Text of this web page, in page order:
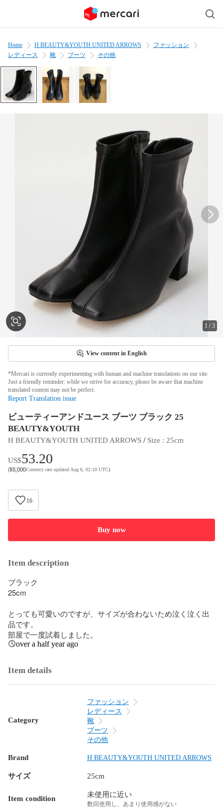
Home H BEAUTY&YOUTH UNITED ARROWS
ファッション
レディース
靴 ブーツ その他
1 /3
View content in English
*Mercari is currently experimenting with human and machine translations on our site.
Just a friendly reminder: while we strive for accuracy, please be aware that machine
translated content may not be perfect.
Report Translation issue
ビューティーアンドユース ブーツ ブラック 25
BEAUTY&YOUTH
H BEAUTY&YOUTH UNITED ARROWS / Size : 25cm
US$53.20
(¥8,000Currency rate updated Aug 6, 02:10 UTC)
16
Buy now
Item description
ブラック
25cm
とっても可愛いのですが、サイズが合わないため泣く泣く出
品です。
部屋で一度試着しました。
over a half year ago
Item details
Category
ファッション
レディース
靴
ブーツ
その他
Brand H BEAUTY&YOUTH UNITED ARROWS
サイズ 25cm
Item condition 未使用に近い
数回使用し、あまり使用感がない